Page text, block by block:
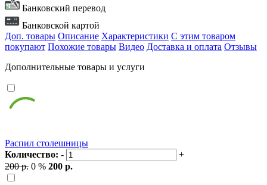
Банковский перевод
Банковской картой
Доп. товары Описание Характеристики С этим товаром
покупают Похожие товары Видео Доставка и оплата Отзывы
Дополнительные товары и услуги
Распил столешницы
Количество: -
+
200 р. 0 % 200 р.